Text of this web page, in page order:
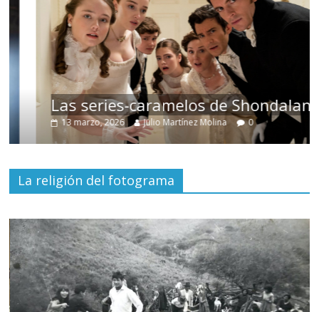
Las series-caramelos de Shondaland
13 marzo, 2026 Julio Martínez Molina 0
La religión del fotograma